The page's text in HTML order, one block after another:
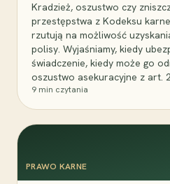
Kradzież, oszustwo czy
przestępstwa z Kodeksu
rzutują na możliwość
polisy. Wyjaśniamy, kiedy
świadczenie, kiedy może go
oszustwo asekuracyjne z art.
9 min czytania
PRAWO KARNE